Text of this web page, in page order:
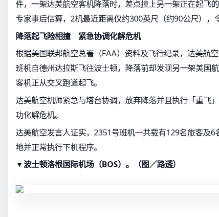
件，一架达美航空客机降落时，差点撞上另一架正在起飞
专家事后估算，2机最近距离仅约300英尺（约90公尺），
降落起飞险相撞 紧急协调化解危机
根据美国联邦航空总署（FAA）资料及飞行纪录，达美航
班机自德州达拉斯飞往波士顿，降落前却发现另一架美国
客机正从交叉跑道起飞。
达美航空机师紧急与塔台协调，放弃降落并且执行「重飞
功化解危机。
达美航空发言人证实，2351号班机一共载有129名旅客及
地并正常执行下机程序。
▼波士顿洛根国际机场（BOS）。（图／路透）